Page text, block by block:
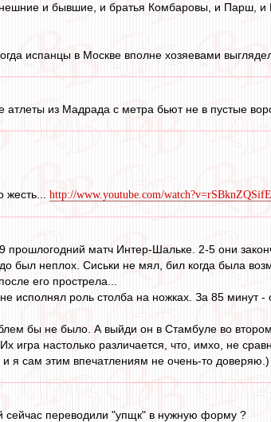
и бывшие, и братья Комбаровы, и Парш,
испанцы в Москве вполне хозяевами
атлеты из Мадрада с метра бьют не в пустые
жесть... http://www.youtube.com/watch?v=rSBknZQSifE
прошлогодний матч Интер-Шальке. 2-5 они
был неплох. Сиськи не мял, бил когда была
его прострела...
исполнял роль столба на ножках. За 85 минут
бы не было. А выйди он в Стамбуле во
настолько различается, что, имхо, не
я сам этим впечатлениям не очень-то доверяю.)
сейчас переводили "упщк" в нужную форму ?